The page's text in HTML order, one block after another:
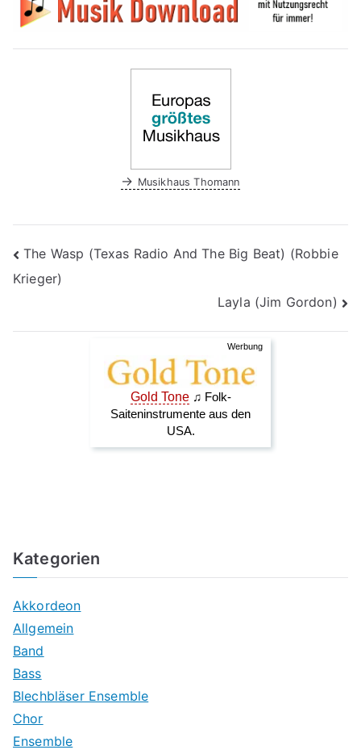
→ Musikhaus Thomann
Beitragsnavigation
The Wasp (Texas Radio And The Big Beat) (Robbie
Krieger)
Layla (Jim Gordon)
Kategorien
Akkordeon
Allgemein
Band
Bass
Blechbläser Ensemble
Chor
Ensemble